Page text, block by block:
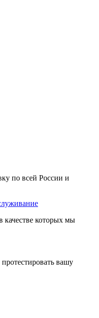
по всей России и
качестве которых мы
вашу